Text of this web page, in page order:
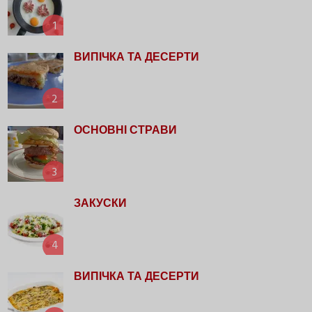
1
2
ВИПІЧКА ТА ДЕСЕРТИ
3
ОСНОВНІ СТРАВИ
4
ЗАКУСКИ
ВИПІЧКА ТА ДЕСЕРТИ